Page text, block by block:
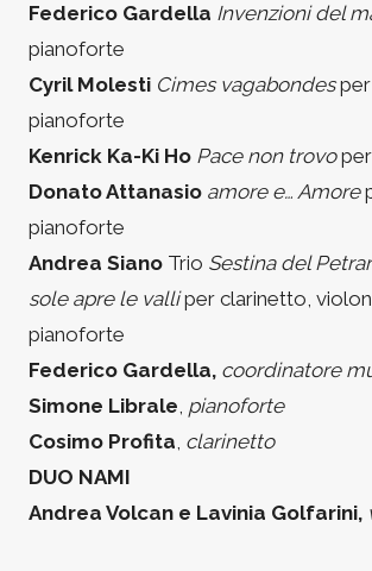
Federico Gardella Invenzioni del
pianoforte
Cyril Molesti Cimes vagabondesper
pianoforte
Kenrick Ka-Ki Ho Pace non trovo
Donato Attanasio amore e… Amore
pianoforte
Andrea Siano Trio Sestina del
sole apre le valliper clarinetto,
pianoforte
Federico Gardella, coordinatore
Simone Librale, pianoforte
Cosimo Profita, clarinetto
DUO NAMI
Andrea Volcan e Lavinia Golfarini,